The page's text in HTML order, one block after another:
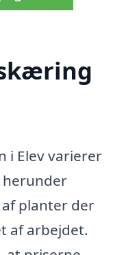
i Elev varierer
planter der
af arbejdet.